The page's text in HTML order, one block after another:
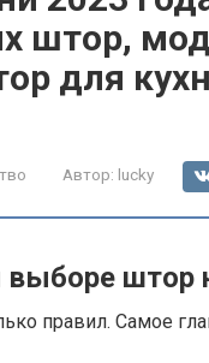
штор,
для
Автор: lucky
штор
правил. Самое